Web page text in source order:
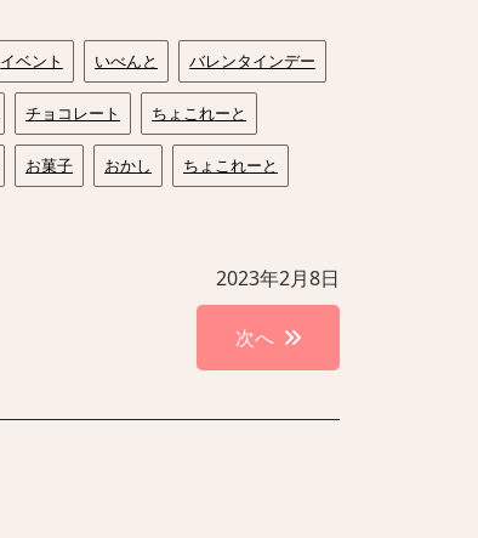
イベント いべんと バレンタインデー
チョコレート ちょこれーと
お菓子 おかし ちょこれーと
2023年2月8日
次へ